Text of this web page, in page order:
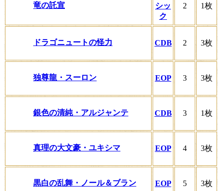
竜の託宣
シッ
ク
2 1枚
ドラゴニュートの怪力 CDB 2 3枚
独尊龍・スーロン EOP 3 3枚
銀色の清純・アルジャンテ CDB 3 1枚
真理の大文豪・ユキシマ EOP 4 3枚
黒白の乱舞・ノール＆ブラン EOP 5 3枚